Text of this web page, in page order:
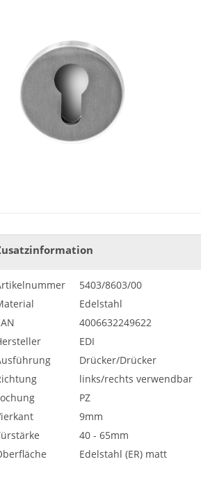
5403/8603/00
Edelstahl
4006632249622
EDI
Drücker/Drücker
links/rechts verwendbar
PZ
9mm
40 - 65mm
Edelstahl (ER) matt